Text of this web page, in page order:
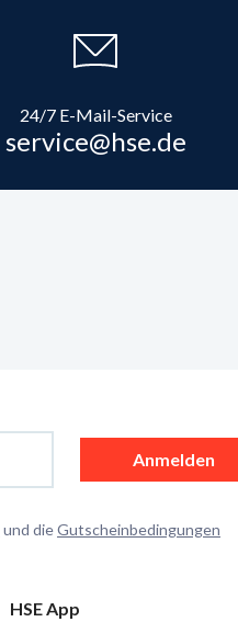
24/7 E-Mail-Service
service@hse.de
Anmelden
und dieGutscheinbedingungen
HSE App